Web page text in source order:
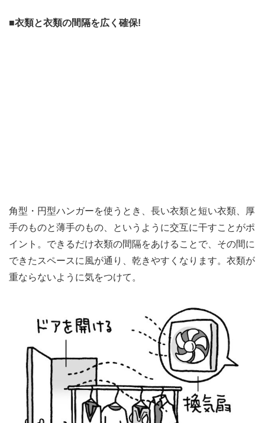
■衣類と衣類の間隔を広く確保!
角型・円型ハンガーを使うとき、長い衣類と短い衣類、厚
手のものと薄手のもの、というように交互に干すことがポ
イント。できるだけ衣類の間隔をあけることで、その間に
できたスペースに風が通り、乾きやすくなります。衣類が
重ならないように気をつけて。